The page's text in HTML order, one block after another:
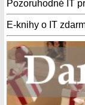
Pozoruhodné IT
E-knihy o IT